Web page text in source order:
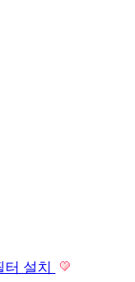
설치